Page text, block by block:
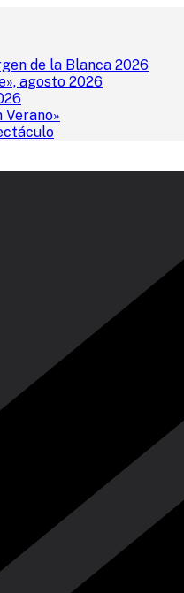
de la Blanca 2026
agosto 2026
Verano»